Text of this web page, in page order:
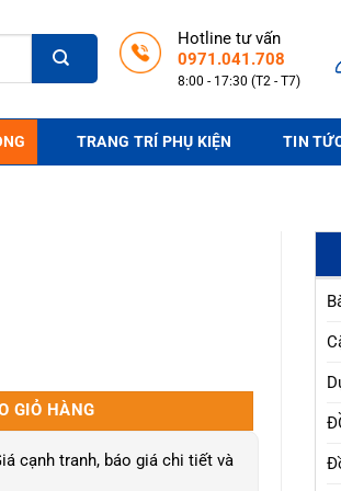
Hotline tư vấn
0971.041.708
8:00 - 17:30 (T2 - T7)
TRANG TRÍ PHỤ KIỆN TIN
GIỎ HÀNG
cạnh tranh, báo giá chi tiết và